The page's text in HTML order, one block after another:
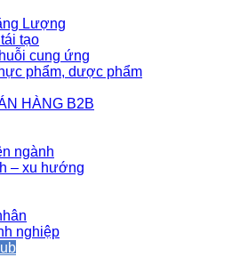
Lượng
tạo
cung ứng
phẩm, dược phẩm
HÀNG B2B
ngành
– xu hướng
nghiệp